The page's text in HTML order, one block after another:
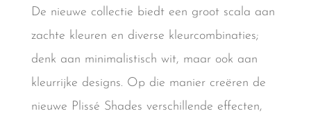
De nieuwe collectie biedt een groot scala aan
zachte kleuren en diverse kleurcombinaties;
denk aan minimalistisch wit, maar ook aan
kleurrijke designs. Op die manier creëren de
nieuwe Plissé Shades verschillende effecten,